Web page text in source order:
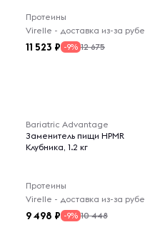
Протеины
11 523 -9% 12 675
Bariatric Advantage
Заменитель пищи HPMR
Клубника, 1.2 кг
Протеины
9 498 -9% 10 448